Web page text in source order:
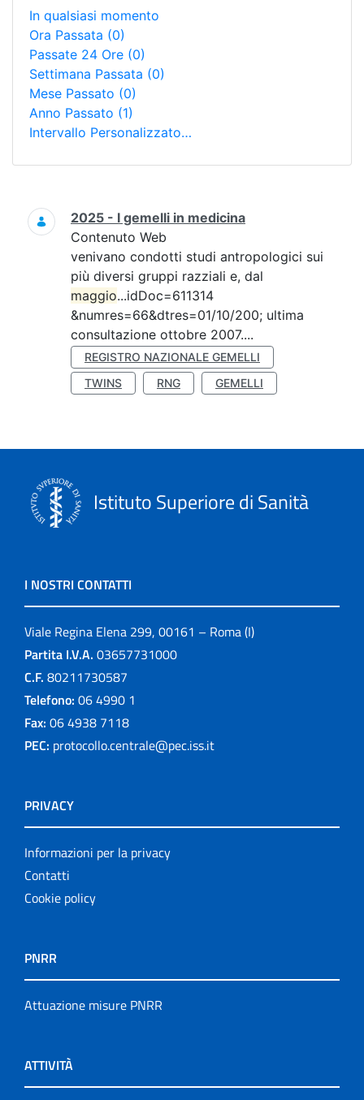
In qualsiasi momento
Ora Passata (0)
Passate 24 Ore (0)
Settimana Passata (0)
Mese Passato (0)
Anno Passato (1)
Intervallo Personalizzato…
Ricerca
2025 - I gemelli in medicina
Contenuto Web
venivano condotti studi antropologici sui
più diversi gruppi razziali e, dal
maggio...idDoc=611314
&numres=66&dtres=01/10/200; ultima
consultazione ottobre 2007....
REGISTRO NAZIONALE GEMELLI
TWINS
RNG GEMELLI
Istituto Superiore di Sanità
I NOSTRI CONTATTI
Viale Regina Elena 299, 00161 – Roma (I)
Partita I.V.A. 03657731000
C.F. 80211730587
Telefono: 06 4990 1
Fax: 06 4938 7118
PEC: protocollo.centrale@pec.iss.it
PRIVACY
Informazioni per la privacy
Contatti
Cookie policy
PNRR
Attuazione misure PNRR
ATTIVITÀ